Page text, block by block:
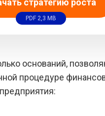
стратегию роста
PDF 2,3 MB
оснований,
процедуре